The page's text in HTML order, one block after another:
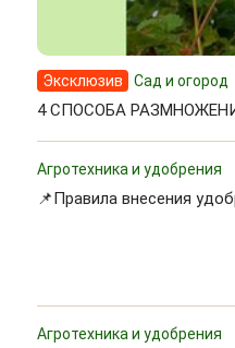
Эксклюзив Сад и огород
4 СПОСОБА
Агротехника и удобрения
📌Правила внесения
Агротехника и удобрения